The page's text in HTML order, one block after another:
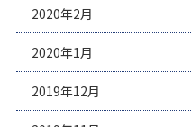
2020年2月
2020年1月
2019年12月